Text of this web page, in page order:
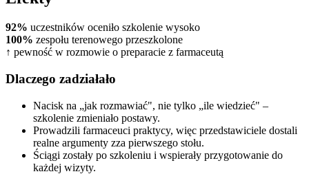
92% uczestników oceniło szkolenie wysoko
100% zespołu terenowego przeszkolone
↑ pewność w rozmowie o preparacie z farmaceutą
Dlaczego zadziałało
Nacisk na „jak rozmawiać", nie tylko „ile wiedzieć" –
szkolenie zmieniało postawy.
Prowadzili farmaceuci praktycy, więc przedstawiciele dostali
realne argumenty zza pierwszego stołu.
Ściągi zostały po szkoleniu i wspierały przygotowanie do
każdej wizyty.